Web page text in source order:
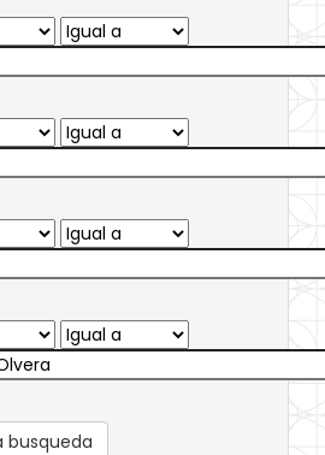
busqueda